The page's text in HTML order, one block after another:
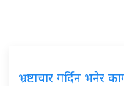
भ्रष्टाचार गर्दिन भनेर